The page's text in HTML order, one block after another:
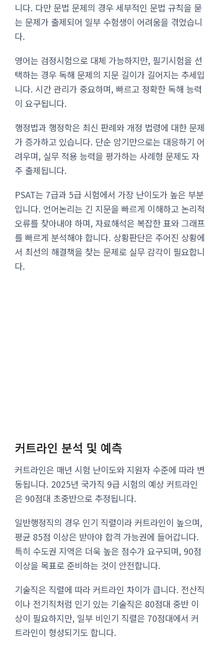
니다. 다만 문법 문제의 경우 세부적인 문법 규칙을 묻
는 문제가 출제되어 일부 수험생이 어려움을 겪었습니
다.
영어는 검정시험으로 대체 가능하지만, 필기시험을 선
택하는 경우 독해 문제의 지문 길이가 길어지는 추세입
니다. 시간 관리가 중요하며, 빠르고 정확한 독해 능력
이 요구됩니다.
행정법과 행정학은 최신 판례와 개정 법령에 대한 문제
가 증가하고 있습니다. 단순 암기만으로는 대응하기 어
려우며, 실무 적용 능력을 평가하는 사례형 문제도 자
주 출제됩니다.
PSAT는 7급과 5급 시험에서 가장 난이도가 높은 부분
입니다. 언어논리는 긴 지문을 빠르게 이해하고 논리적
오류를 찾아내야 하며, 자료해석은 복잡한 표와 그래프
를 빠르게 분석해야 합니다. 상황판단은 주어진 상황에
서 최선의 해결책을 찾는 문제로 실무 감각이 필요합니
다.
커트라인 분석 및 예측
커트라인은 매년 시험 난이도와 지원자 수준에 따라 변
동됩니다. 2025년 국가직 9급 시험의 예상 커트라인
은 90점대 초중반으로 추정됩니다.
일반행정직의 경우 인기 직렬이라 커트라인이 높으며,
평균 85점 이상은 받아야 합격 가능권에 들어갑니다.
특히 수도권 지역은 더욱 높은 점수가 요구되며, 90점
이상을 목표로 준비하는 것이 안전합니다.
기술직은 직렬에 따라 커트라인 차이가 큽니다. 전산직
이나 전기직처럼 인기 있는 기술직은 80점대 중반 이
상이 필요하지만, 일부 비인기 직렬은 70점대에서 커
트라인이 형성되기도 합니다.